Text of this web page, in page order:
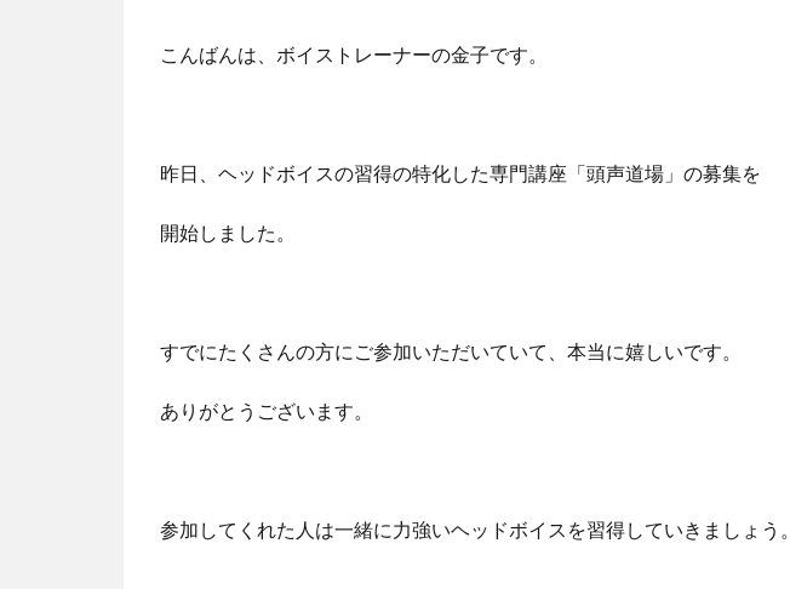
こんばんは、ボイストレーナーの金子です。
昨日、ヘッドボイスの習得の特化した専門講座「頭声道場」の募集を
開始しました。
すでにたくさんの方にご参加いただいていて、本当に嬉しいです。
ありがとうございます。
参加してくれた人は一緒に力強いヘッドボイスを習得していきましょう。